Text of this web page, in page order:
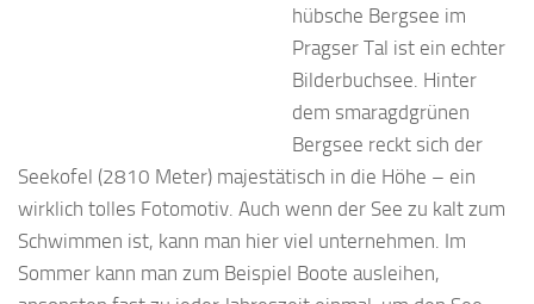
hübsche Bergsee im
Pragser Tal ist ein echter
Bilderbuchsee. Hinter
dem smaragdgrünen
Bergsee reckt sich der
Seekofel (2810 Meter) majestätisch in die Höhe – ein
wirklich tolles Fotomotiv. Auch wenn der See zu kalt zum
Schwimmen ist, kann man hier viel unternehmen. Im
Sommer kann man zum Beispiel Boote ausleihen,